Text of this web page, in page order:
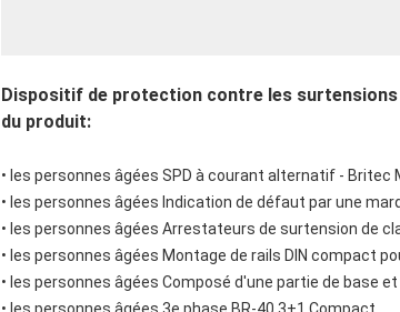
Dispositif de protection contre les surtensions
du produit:
• les personnes âgées SPD à courant alternatif - Britec
• les personnes âgées Indication de défaut par une
• les personnes âgées Arrestateurs de surtension de
• les personnes âgées Montage de rails DIN compact
• les personnes âgées Composé d'une partie de base